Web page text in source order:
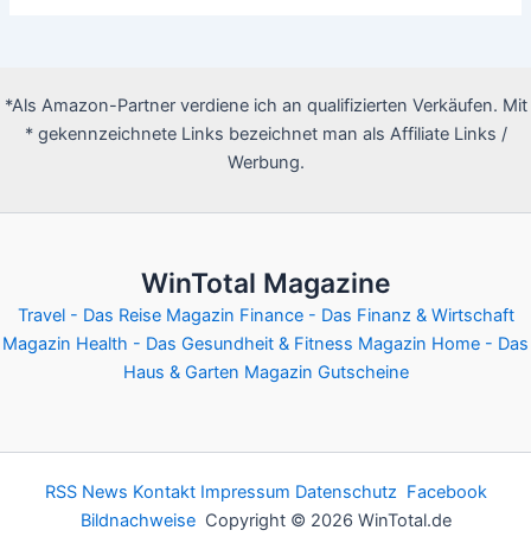
*Als Amazon-Partner verdiene ich an qualifizierten Verkäufen. Mit
* gekennzeichnete Links bezeichnet man als Affiliate Links /
Werbung.
WinTotal Magazine
Travel - Das Reise Magazin Finance - Das Finanz & Wirtschaft
Magazin Health - Das Gesundheit & Fitness Magazin Home - Das
Haus & Garten Magazin Gutscheine
RSS News Kontakt Impressum Datenschutz Facebook
BildnachweiseCopyright © 2026 WinTotal.de